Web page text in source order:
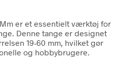
er et essentielt værktøj for
Denne tange er designet
19-60 mm, hvilket gør
og hobbybrugere.